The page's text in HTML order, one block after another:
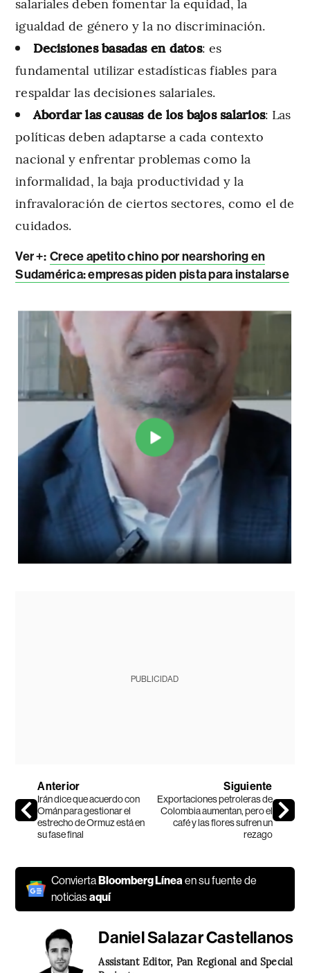
igualdad de género y la no discriminación.
Decisiones basadas en datos: es
fundamental utilizar estadísticas fiables para
respaldar las decisiones salariales.
Abordar las causas de los bajos salarios: Las
políticas deben adaptarse a cada contexto
nacional y enfrentar problemas como la
informalidad, la baja productividad y la
infravaloración de ciertos sectores, como el de
cuidados.
Ver +: Crece apetito chino por nearshoring en
Sudamérica: empresas piden pista para instalarse
PUBLICIDAD
Anterior
Irán dice que acuerdo con
Omán para gestionar el
estrecho de Ormuz está en
su fase final
Siguiente
Exportaciones petroleras de
Colombia aumentan, pero el
café y las flores sufren un
rezago
ConviertaBloomberg Línea en su fuente de
noticiasaquí
Daniel Salazar Castellanos
Assistant Editor, Pan Regional and Special